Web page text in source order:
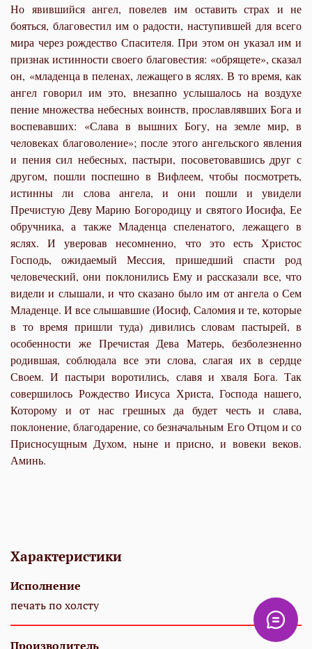
Но явившийся ангел, повелев им оставить страх и не
бояться, благовестил им о радости, наступившей для всего
мира через рождество Спасителя. При этом он указал им и
признак истинности своего благовестия: «обрящете», сказал
он, «младенца в пеленах, лежащего в яслях. В то время, как
ангел говорил им это, внезапно услышалось на воздухе
пение множества небесных воинств, прославлявших Бога и
воспевавших: «Слава в вышних Богу, на земле мир, в
человеках благоволение»; после этого ангельского явления
и пения сил небесных, пастыри, посоветовавшись друг с
другом, пошли поспешно в Вифлеем, чтобы посмотреть,
истинны ли слова ангела, и они пошли и увидели
Пречистую Деву Марию Богородицу и святого Иосифа, Ее
обручника, а также Младенца спеленатого, лежащего в
яслях. И уверовав несомненно, что это есть Христос
Господь, ожидаемый Мессия, пришедший спасти род
человеческий, они поклонились Ему и рассказали все, что
видели и слышали, и что сказано было им от ангела о Сем
Младенце. И все слышавшие (Иосиф, Саломия и те, которые
в то время пришли туда) дивились словам пастырей, в
особенности же Пречистая Дева Матерь, безболезненно
родившая, соблюдала все эти слова, слагая их в сердце
Своем. И пастыри воротились, славя и хваля Бога. Так
совершилось Рождество Иисуса Христа, Господа нашего,
Которому и от нас грешных да будет честь и слава,
поклонение, благодарение, со безначальным Его Отцом и со
Присносущным Духом, ныне и присно, и вовеки веков.
Аминь.
Характеристики
Исполнение
печать по холсту
Производитель